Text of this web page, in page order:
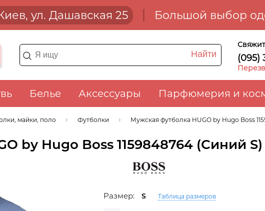
ул. Дашавская 25 Большой выбор
Найти (095)
Белье Аксессуары Парфюмерия и
майки, поло Футболки Мужская футболка HUGO by Hugo Boss
by Hugo Boss 1159848764 (Синий S)
Размер: S Таблица размеров